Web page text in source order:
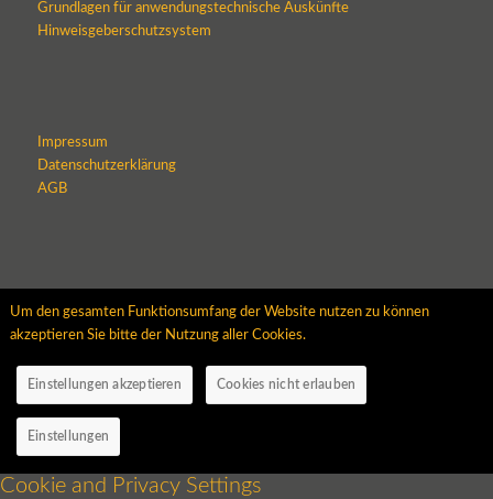
Grundlagen für anwendungstechnische Auskünfte
Hinweisgeberschutzsystem
Impressum
Datenschutzerklärung
AGB
Um den gesamten Funktionsumfang der Website nutzen zu können
akzeptieren Sie bitte der Nutzung aller Cookies.
Einstellungen akzeptieren Cookies nicht erlauben
Einstellungen
Cookie and Privacy Settings